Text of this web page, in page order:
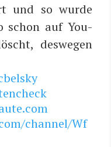
und so wur­de
schon auf You­
des­we­gen
channel/Wf